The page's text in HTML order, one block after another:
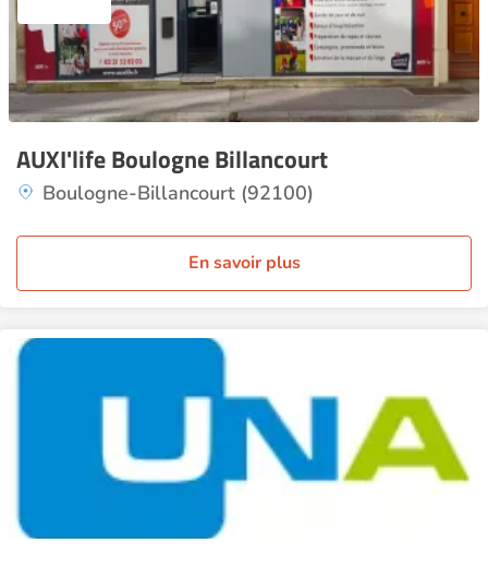
AUXI'life Boulogne Billancourt
Boulogne-Billancourt (92100)
En savoir plus